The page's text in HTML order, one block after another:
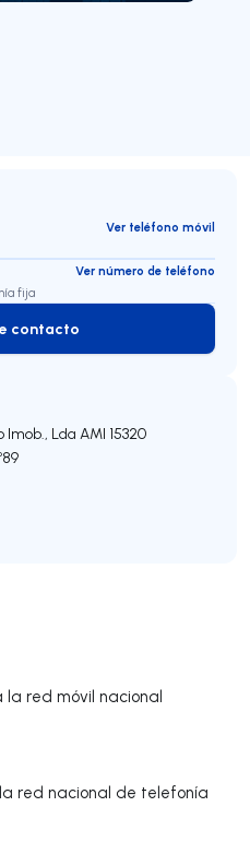
red móvil nacional
red nacional de telefonía
Ver teléfono móvil
Ver número de teléfono
fija
Agente de contacto
contacto
Imob., Lda AMI 15320